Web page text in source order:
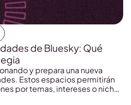
de Bluesky: Qué
y prepara una nueva
Estos espacios permitirán
por temas, intereses o nichos